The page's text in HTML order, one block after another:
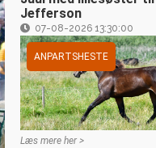
Jefferson
07-08-2026 13:30:00
ANPARTSHESTE
Læs mere her >